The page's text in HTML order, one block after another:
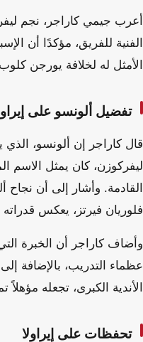
أعرب جيمي كاراجر، نجم
الفنية للفريق، مؤكدًا أن
الأمثل له لخلافة يورجن
تفضيل ألونسو على
قال كاراجر إن ألونسو، الذي
ليفركوزن، كان يمثل الاسم
القادمة. وأشار إلى أن نجاح
فلوريان فيرتز، يعكس قدراته
وأضاف كاراجر أن الخبرة
عظماء التدريب، بالإضافة
الأندية الكبرى، تجعله
تحفظات على إيراولا